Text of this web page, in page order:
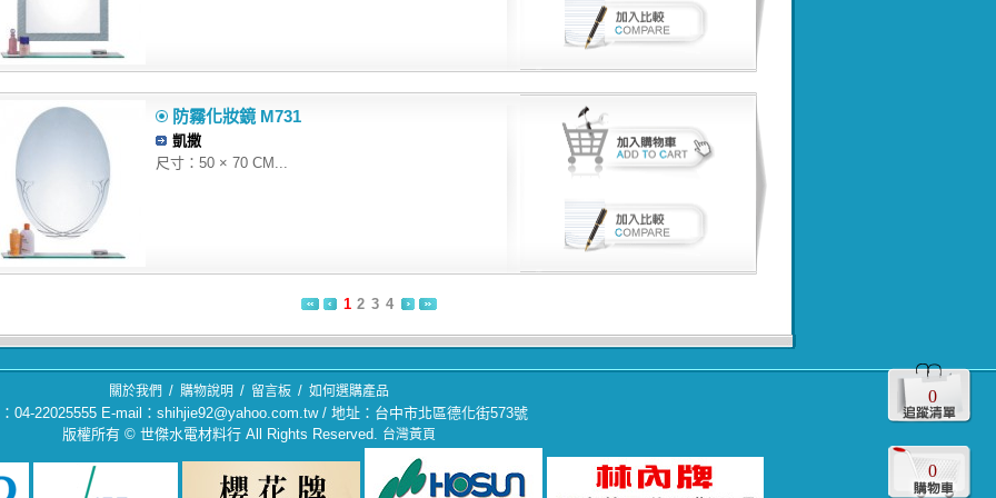
防霧化妝鏡 M731
凱撒
尺寸：50 × 70 CM...
1 2 3 4
關於我們 / 購物說明 / 留言板 / 如何選購產品
04-22025555 E-mail：shihjie92@yahoo.com.tw / 地址：台中市北區德化街573號
版權所有 © 世傑水電材料行 All Rights Reserved. 台灣黃頁
0
0